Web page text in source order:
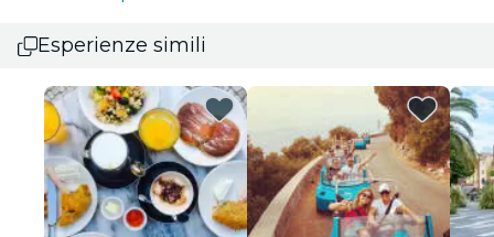
Esperienze simili